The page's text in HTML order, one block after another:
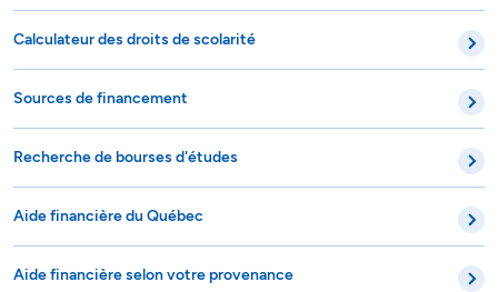
Calculateur des droits de scolarité
Sources de financement
Recherche de bourses d'études
Aide financière du Québec
Aide financière selon votre provenance